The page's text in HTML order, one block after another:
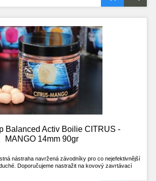
pokud je po vytažení z vody ještě dostatečně
a nához bez problému vydrží! Při testech u vody byly
jednu nástrahu uloveni i 4 kapři.
stane nedílnou součástí zásoby nástrah všech, co si
a nemají mnoho času. Vyzkoušejte nástrahy, které
používal jen uzavřený okruh rybářů!
- Pracuje i v té nejchladnější vodě
téměř okamžitě po vhození do vody
nástraha pro lov na závodech
z kterého vyberete tu zprávnou pro vaši vodu
- Method feeder
Balanced Activ Boilie CITRUS -
MANGO 14mm 90gr
nástraha navržená závodníky pro co nejefektivnější
Doporučujeme nastražit na kovový zavrtávací